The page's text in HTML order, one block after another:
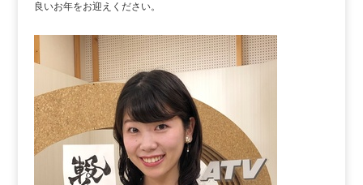
良いお年をお迎えください。